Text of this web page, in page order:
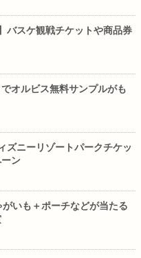
バスケ観戦チケットや商品券
オルビス無料サンプルがも
ズニーリゾートパークチケッ
ン
いも＋ポーチなどが当たる